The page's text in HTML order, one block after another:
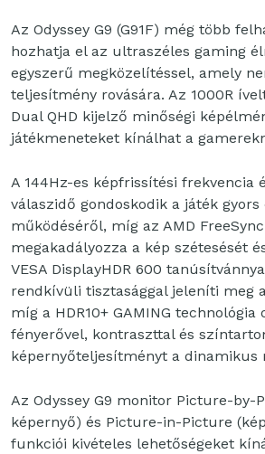
Az Odyssey G9 (G91F) még több
hozhatja el az ultraszéles gaming
egyszerű megközelítéssel, amely
teljesítmény rovására. Az 1000R
Dual QHD kijelző minőségi
játékmeneteket kínálhat a
A 144Hz-es képfrissítési frekvencia
válaszidő gondoskodik a játék gyors
működéséről, míg az AMD
megakadályozza a kép szétesését
VESA DisplayHDR 600
rendkívüli tisztasággal jeleníti meg
míg a HDR10+ GAMING
fényerővel, kontraszttal és
képernyőteljesítményt a dinamikus
Az Odyssey G9 monitor Picture-by-
képernyő) és Picture-in-Picture
funkciói kivételes lehetőségeket